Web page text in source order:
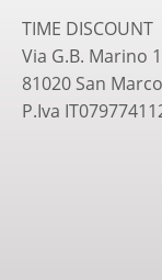
TIME DISCOUNT
Via G.B. Marino
81020 San
P.Iva